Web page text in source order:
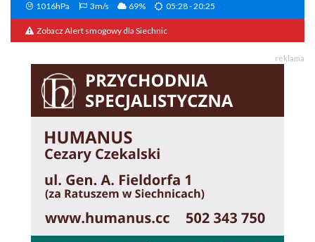
1016hPa 3m/s 69% 05:28 - 20:25
Zobacz Alert smogowy dla Siechnic
reklama